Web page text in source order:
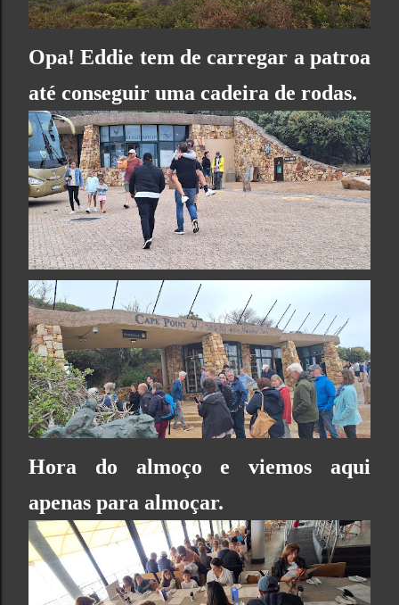
Opa! Eddie tem de carregar a patroa
até conseguir uma cadeira de rodas.
Hora do almoço e viemos aqui
apenas para almoçar.